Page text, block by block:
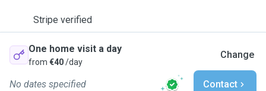
Stripe verified
One home visit a day
from €40/day
Change
No dates specified Contact